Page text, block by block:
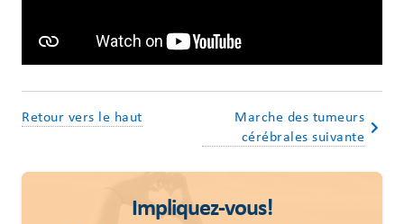
Retour vers le haut
Marche des tumeurs
cérébrales suivante
Impliquez-vous!